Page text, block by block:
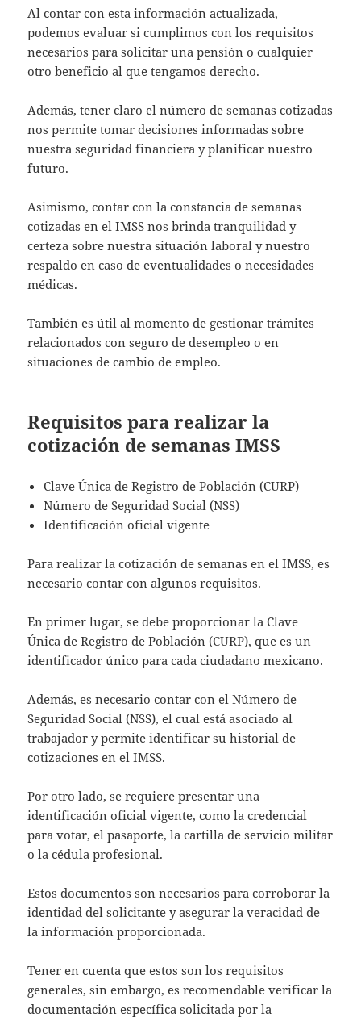
Al contar con esta información actualizada,
podemos evaluar si cumplimos con los requisitos
necesarios para solicitar una pensión o cualquier
otro beneficio al que tengamos derecho.
Además, tener claro el número de semanas cotizadas
nos permite tomar decisiones informadas sobre
nuestra seguridad financiera y planificar nuestro
futuro.
Asimismo, contar con la constancia de semanas
cotizadas en el IMSS nos brinda tranquilidad y
certeza sobre nuestra situación laboral y nuestro
respaldo en caso de eventualidades o necesidades
médicas.
También es útil al momento de gestionar trámites
relacionados con seguro de desempleo o en
situaciones de cambio de empleo.
Requisitos para realizar la
cotización de semanas IMSS
Clave Única de Registro de Población (CURP)
Número de Seguridad Social (NSS)
Identificación oficial vigente
Para realizar la cotización de semanas en el IMSS, es
necesario contar con algunos requisitos.
En primer lugar, se debe proporcionar la Clave
Única de Registro de Población (CURP), que es un
identificador único para cada ciudadano mexicano.
Además, es necesario contar con el Número de
Seguridad Social (NSS), el cual está asociado al
trabajador y permite identificar su historial de
cotizaciones en el IMSS.
Por otro lado, se requiere presentar una
identificación oficial vigente, como la credencial
para votar, el pasaporte, la cartilla de servicio militar
o la cédula profesional.
Estos documentos son necesarios para corroborar la
identidad del solicitante y asegurar la veracidad de
la información proporcionada.
Tener en cuenta que estos son los requisitos
generales, sin embargo, es recomendable verificar la
documentación específica solicitada por la